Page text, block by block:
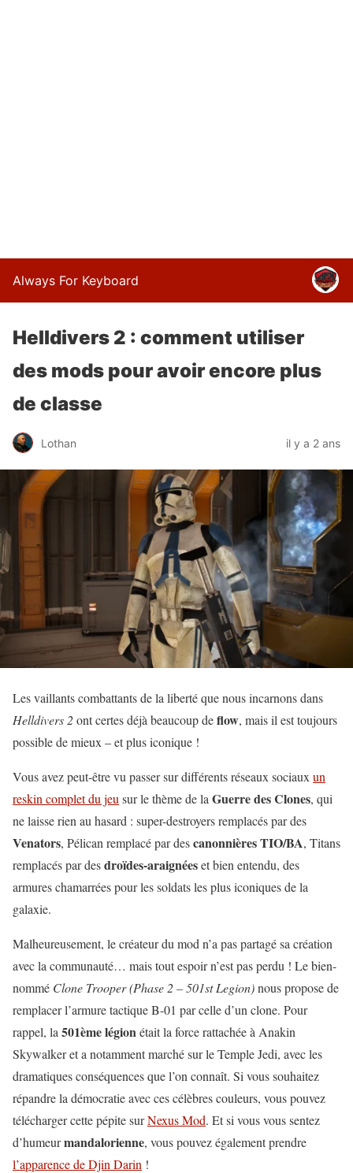
Always For Keyboard
Helldivers 2 : comment utiliser
des mods pour avoir encore plus
de classe
Lothan il y a 2 ans
Les vaillants combattants de la liberté que nous incarnons dans
Helldivers 2ont certes déjà beaucoup deflow, mais il est toujours
possible de mieux – et plus iconique !
Vous avez peut-être vu passer sur différents réseaux sociaux un
reskin complet du jeu sur le thème de la Guerre des Clones, qui
ne laisse rien au hasard : super-destroyers remplacés par des
Venators, Pélican remplacé par descanonnières TIO/BA, Titans
remplacés par desdroïdes-araignéeset bien entendu, des
armures chamarrées pour les soldats les plus iconiques de la
galaxie.
Malheureusement, le créateur du mod n’a pas partagé sa création
avec la communauté… mais tout espoir n’est pas perdu ! Le bien-
nommé Clone Trooper (Phase 2 – 501st Legion)nous propose de
remplacer l’armure tactique B-01 par celle d’un clone. Pour
rappel, la 501ème légionétait la force rattachée à Anakin
Skywalker et a notamment marché sur le Temple Jedi, avec les
dramatiques conséquences que l’on connaît. Si vous souhaitez
répandre la démocratie avec ces célèbres couleurs, vous pouvez
télécharger cette pépite surNexus Mod. Et si vous vous sentez
d’humeurmandalorienne, vous pouvez également prendre
l’apparence de Djin Darin !